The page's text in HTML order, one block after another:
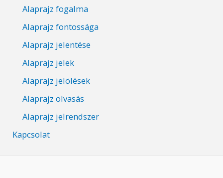
Alaprajz fogalma
Alaprajz fontossága
Alaprajz jelentése
Alaprajz jelek
Alaprajz jelölések
Alaprajz olvasás
Alaprajz jelrendszer
Kapcsolat